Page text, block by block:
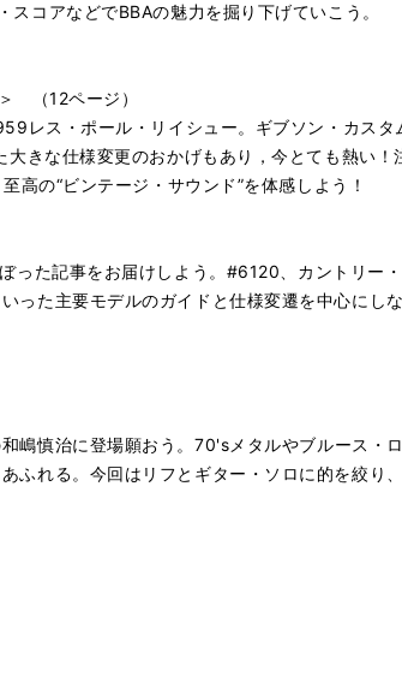
コアなどでBBAの魅力を掘り下げていこう。
＞ （12ページ）
レス・ポール・リイシュー。ギブソン・カスタ
きな仕様変更のおかげもあり，今とても熱い！
の“ビンテージ・サウンド”を体感しよう！
った記事をお届けしよう。#6120、カントリー
った主要モデルのガイドと仕様変遷を中心にし
嶋慎治に登場願おう。70'sメタルやブルース・
ふれる。今回はリフとギター・ソロに的を絞り